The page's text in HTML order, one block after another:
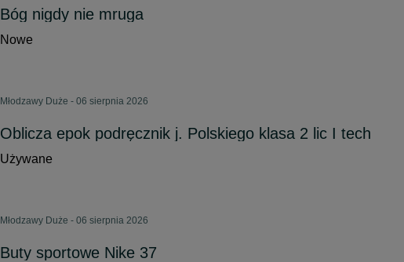
Bóg nigdy nie mruga
Nowe
Młodzawy Duże - 06 sierpnia 2026
Oblicza epok podręcznik j. Polskiego klasa 2 lic I tech
Używane
Młodzawy Duże - 06 sierpnia 2026
Buty sportowe Nike 37